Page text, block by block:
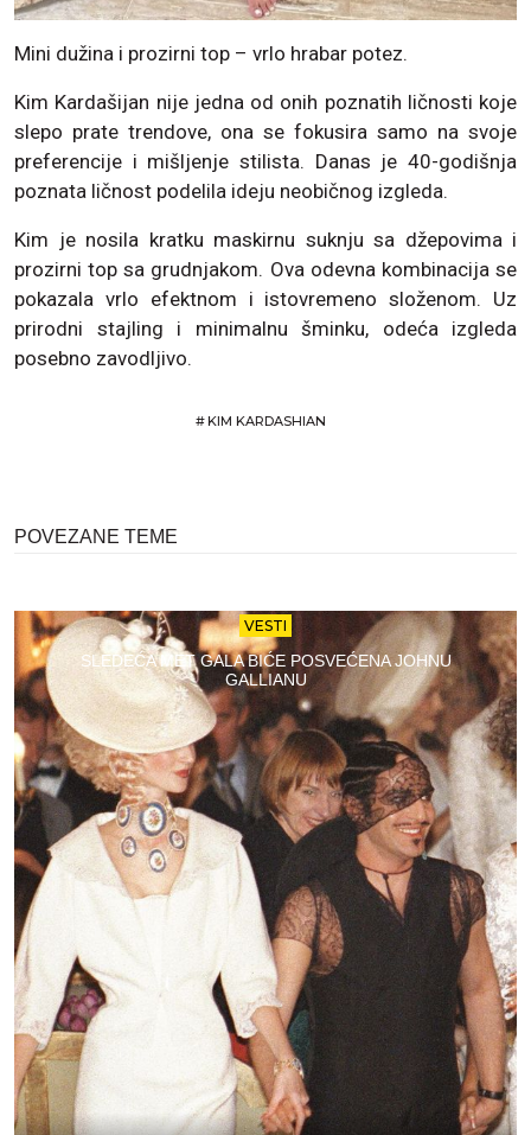
Mini dužina i prozirni top – vrlo hrabar potez.
Kim Kardašijan nije jedna od onih poznatih ličnosti koje
slepo prate trendove, ona se fokusira samo na svoje
preferencije i mišljenje stilista. Danas je 40-godišnja
poznata ličnost podelila ideju neobičnog izgleda.
Kim je nosila kratku maskirnu suknju sa džepovima i
prozirni top sa grudnjakom. Ova odevna kombinacija se
pokazala vrlo efektnom i istovremeno složenom. Uz
prirodni stajling i minimalnu šminku, odeća izgleda
posebno zavodljivo.
#KIM KARDASHIAN
POVEZANE TEME
VESTI
SLEDEĆA MET GALA BIĆE POSVEĆENA JOHNU
GALLIANU